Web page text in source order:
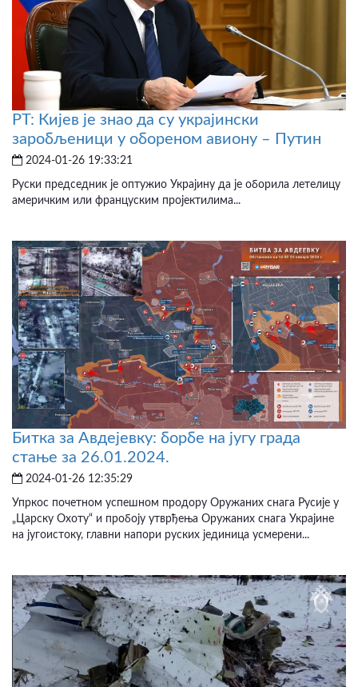
РТ: Кијев је знао да су украјински
заробљеници у обореном авиону – Путин
2024-01-26 19:33:21
Руски председник је оптужио Украјину да је оборила летелицу
америчким или француским пројектилима...
Битка за Авдејевку: борбе на југу града
стање за 26.01.2024.
2024-01-26 12:35:29
Упркос почетном успешном продору Оружаних снага Русије у
„Царску Охоту“ и пробоју утврђења Оружаних снага Украјине
на југоистоку, главни напори руских јединица усмерени...